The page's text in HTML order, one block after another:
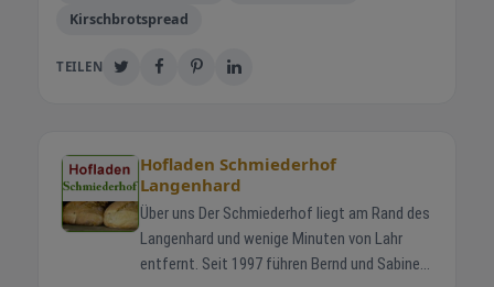
Kirschbrotspread
TEILEN
Hofladen Schmiederhof
Langenhard
Über uns Der Schmiederhof liegt am Rand des
Langenhard und wenige Minuten von Lahr
entfernt. Seit 1997 führen Bernd und Sabine